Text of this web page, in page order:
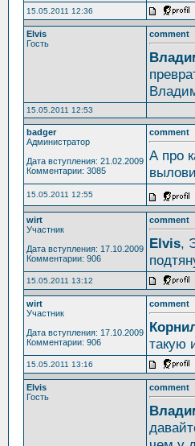
15.05.2011 12:36
Elvis
Гость
comment
15.05.2011 12:53
badger
Администратор
Дата вступления: 21.02.2009
Комментарии: 3085
comment
А про
15.05.2011 12:55
wirt
Участник
Дата вступления: 17.10.2009
Комментарии: 906
comment
Elvis,
15.05.2011 13:12
wirt
Участник
Дата вступления: 17.10.2009
Комментарии: 906
comment
такую
15.05.2011 13:16
Elvis
Гость
comment